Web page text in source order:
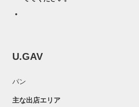
U.GAV
パン
主な出店エリア